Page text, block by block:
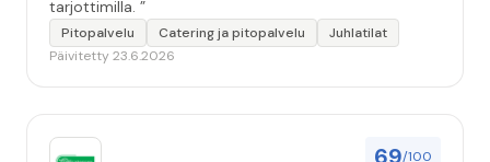
tarjottimilla. ”
Pitopalvelu Catering ja pitopalvelu
Juhlatilat
Päivitetty 23.6.2026
/100